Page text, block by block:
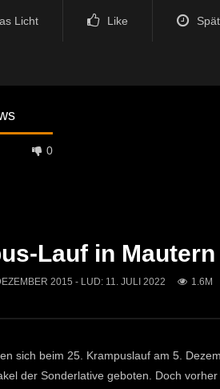
Licht Like
0
Später Ansehen
07:42
Lauf in Mautern
2015 - LUD: 11. JULI 2022 1.6M
sich beim 25. Krampuslauf am 5.
der Sonderlative geboten. Doch